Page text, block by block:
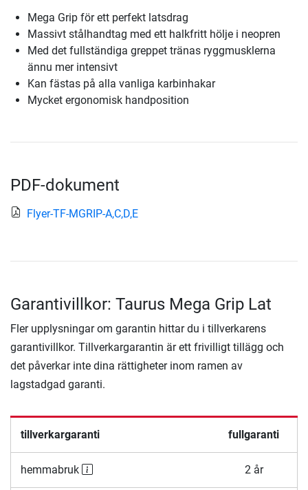
Mega Grip för ett perfekt latsdrag
Massivt stålhandtag med ett halkfritt hölje i neopren
Med det fullständiga greppet tränas ryggmusklerna
ännu mer intensivt
Kan fästas på alla vanliga karbinhakar
Mycket ergonomisk handposition
PDF-dokument
Flyer-TF-MGRIP-A,C,D,E
Garantivillkor: Taurus Mega Grip Lat
Fler upplysningar om garantin hittar du i tillverkarens
garantivillkor. Tillverkargarantin är ett frivilligt tillägg och
det påverkar inte dina rättigheter inom ramen av
lagstadgad garanti.
tillverkargaranti fullgaranti
hemmabruk 2 år